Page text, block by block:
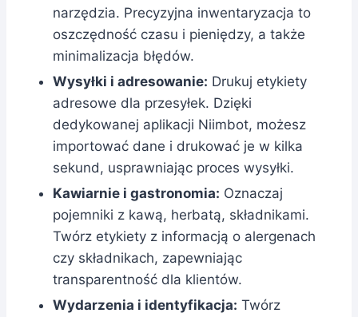
narzędzia. Precyzyjna inwentaryzacja to
oszczędność czasu i pieniędzy, a także
minimalizacja błędów.
Wysyłki i adresowanie: Drukuj etykiety
adresowe dla przesyłek. Dzięki
dedykowanej aplikacji Niimbot, możesz
importować dane i drukować je w kilka
sekund, usprawniając proces wysyłki.
Kawiarnie i gastronomia: Oznaczaj
pojemniki z kawą, herbatą, składnikami.
Twórz etykiety z informacją o alergenach
czy składnikach, zapewniając
transparentność dla klientów.
Wydarzenia i identyfikacja: Twórz